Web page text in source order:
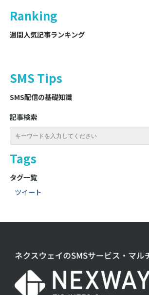
Ranking
週間人気記事ランキング
SMS Tips
SMS配信の基礎知識
記事検索
Tags
タグ一覧
ツイート